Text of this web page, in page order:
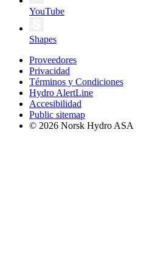
YouTube
Shapes
Proveedores
Privacidad
Términos y Condiciones
Hydro AlertLine
Accesibilidad
Public sitemap
© 2026 Norsk Hydro ASA